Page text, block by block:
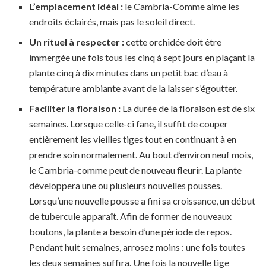
L’emplacement idéal : le Cambria-Comme aime les
endroits éclairés, mais pas le soleil direct.
Un rituel à respecter :cette orchidée doit être
immergée une fois tous les cinq à sept jours en plaçant la
plante cinq à dix minutes dans un petit bac d’eau à
température ambiante avant de la laisser s’égoutter.
Faciliter la floraison : La durée de la floraison est de six
semaines. Lorsque celle-ci fane, il suffit de couper
entièrement les vieilles tiges tout en continuant à en
prendre soin normalement. Au bout d’environ neuf mois,
le Cambria-comme peut de nouveau fleurir. La plante
développera une ou plusieurs nouvelles pousses.
Lorsqu’une nouvelle pousse a fini sa croissance, un début
de tubercule apparaît. Afin de former de nouveaux
boutons, la plante a besoin d’une période de repos.
Pendant huit semaines, arrosez moins : une fois toutes
les deux semaines suffira. Une fois la nouvelle tige